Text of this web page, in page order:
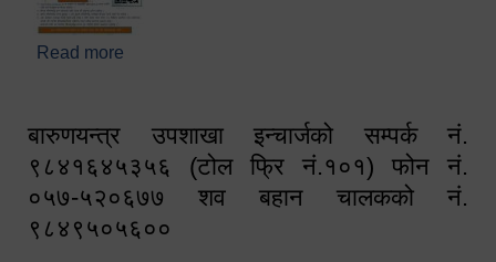
Read more
बारुणयन्त्र उपशाखा इन्चार्जको सम्पर्क नं.
९८४१६४५३५६ (टोल फ्रि नं.१०१) फोन नं.
०५७-५२०६७७ शव बहान चालकको नं.
९८४९५०५६००